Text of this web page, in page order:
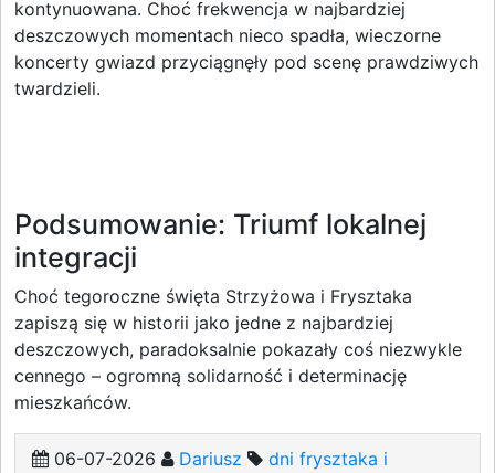
kontynuowana. Choć frekwencja w najbardziej
deszczowych momentach nieco spadła, wieczorne
koncerty gwiazd przyciągnęły pod scenę prawdziwych
twardzieli.
Podsumowanie: Triumf lokalnej
integracji
Choć tegoroczne święta Strzyżowa i Frysztaka
zapiszą się w historii jako jedne z najbardziej
deszczowych, paradoksalnie pokazały coś niezwykle
cennego – ogromną solidarność i determinację
mieszkańców.
06-07-2026 Dariusz
dni frysztaka i